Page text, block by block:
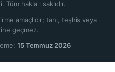
hakları saklıdır.
amaçlıdır; tanı, teşhis veya
geçmez.
15 Temmuz 2026